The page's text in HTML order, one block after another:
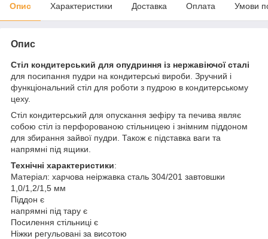
Опис Характеристики Доставка Оплата Умови
Опис
Стіл кондитерський для опудриння із нержавіючої сталі
для посипання пудри на кондитерські вироби. Зручний і
функціональний стіл для роботи з пудрою в кондитерському
цеху.
Стіл кондитерський для опускання зефіру та печива являє
собою стіл із перфорованою стільницею і знімним піддоном
для збирання зайвої пудри. Також є підставка ваги та
напрямні під ящики.
Технічні характеристики:
Матеріал: харчова неіржавка сталь 304/201 завтовшки
1,0/1,2/1,5 мм
Піддон є
напрямні під тару є
Посилення стільниці є
Ніжки регульовані за висотою